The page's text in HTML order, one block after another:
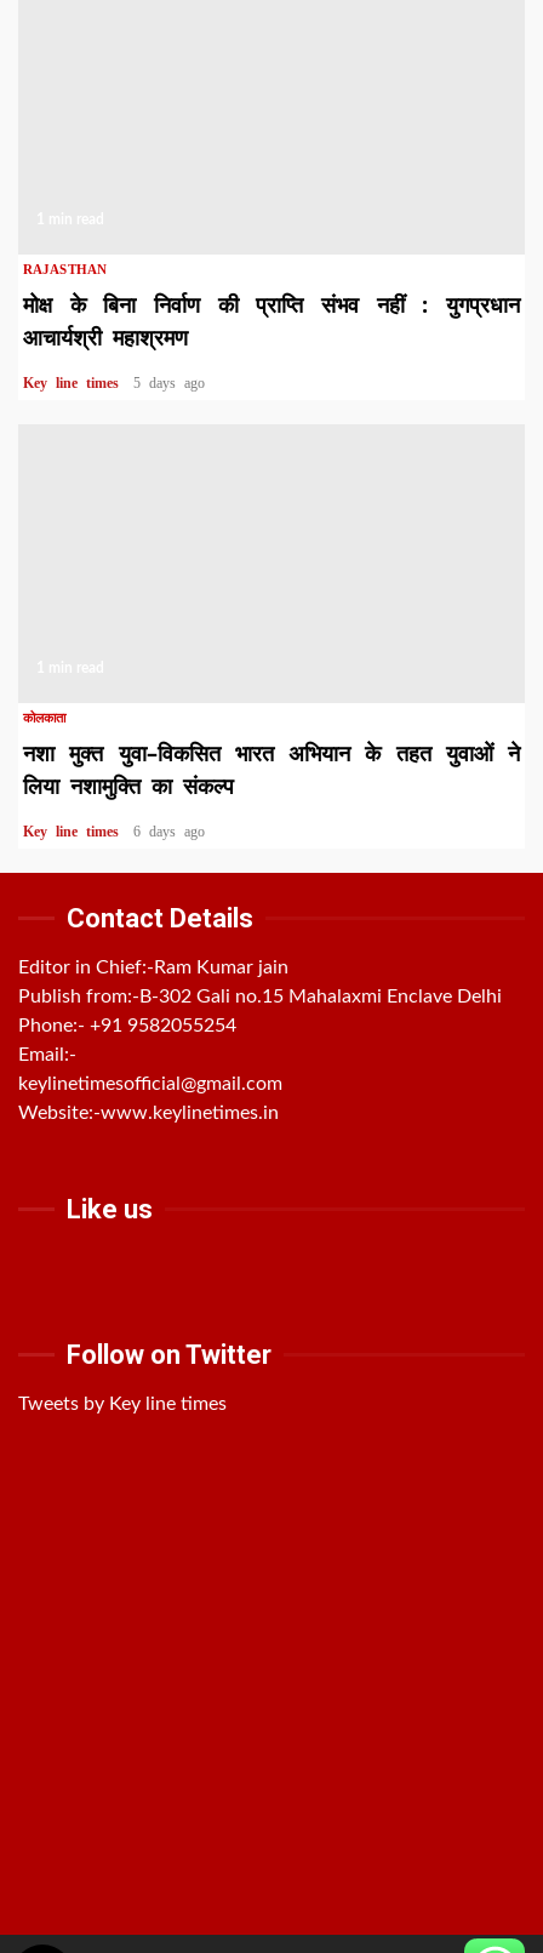
RAJASTHAN
मोक्ष के बिना निर्वाण की प्राप्ति संभव नहीं : युगप्रधान
आचार्यश्री महाश्रमण
Key line times 5 days ago
कोलकाता
नशा मुक्त युवा–विकसित भारत अभियान के तहत युवाओं ने
लिया नशामुक्ति का संकल्प
Key line times 6 days ago
Contact Details
Editor in Chief:-Ram Kumar jain
Publish from:- B-302 Gali no.15 Mahalaxmi Enclave Delhi
Phone:- +91 9582055254
Email:-
keylinetimesofficial@gmail.com
Website:-www.keylinetimes.in
Like us
Follow on Twitter
Tweets by Key line times